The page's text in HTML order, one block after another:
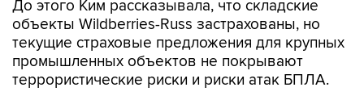
До этого Ким рассказывала, что складские
объекты Wildberries-Russ застрахованы, но
текущие страховые предложения для крупных
промышленных объектов не покрывают
террористические риски и риски атак БПЛА.